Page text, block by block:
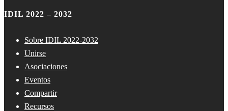
IDIL 2022 – 2032
Sobre IDIL 2022-2032
Unirse
Asociaciones
Eventos
Compartir
Recursos